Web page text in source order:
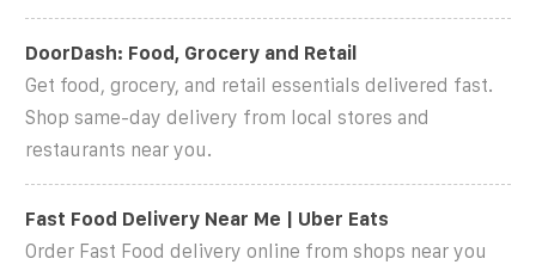
DoorDash: Food, Grocery and Retail
Get food, grocery, and retail essentials delivered fast.
Shop same-day delivery from local stores and
restaurants near you.
Fast Food Delivery Near Me | Uber Eats
Order Fast Food delivery online from shops near you